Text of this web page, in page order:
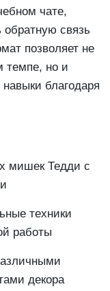
чате,
обратную связь
позволяет не
темпе, но и
благодаря
мишек Тедди с
техники
работы
декора